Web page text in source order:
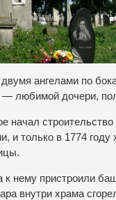
ангелами по
любимой дочери,
и только в 1774
к нему пристроили
внутри храма